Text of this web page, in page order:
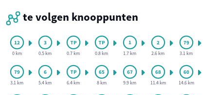
te volgen knooppunten
0 km 0.5 km 0.7 km 0.8 km 1.7 km 2.6 km 3.1 km
3.1 km 5.4 km 6.4 km 8 km 9.9 km 11.4 km 14.6 km